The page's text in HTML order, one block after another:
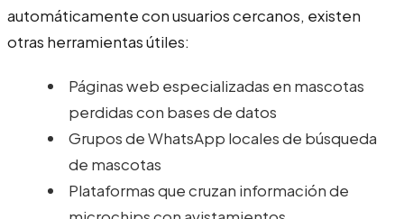
automáticamente con usuarios cercanos, existen
otras herramientas útiles:
Páginas web especializadas en mascotas
perdidas con bases de datos
Grupos de WhatsApp locales de búsqueda
de mascotas
Plataformas que cruzan información de